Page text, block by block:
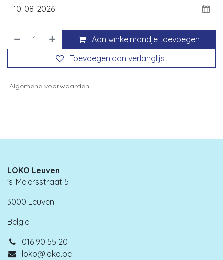
Aan winkelmandje toevoegen
Toevoegen aan verlanglijst
Algemene voorwaarden
LOKO Leuven
's-Meiersstraat 5
3000 Leuven
België
016 90 55 20
loko@loko.be